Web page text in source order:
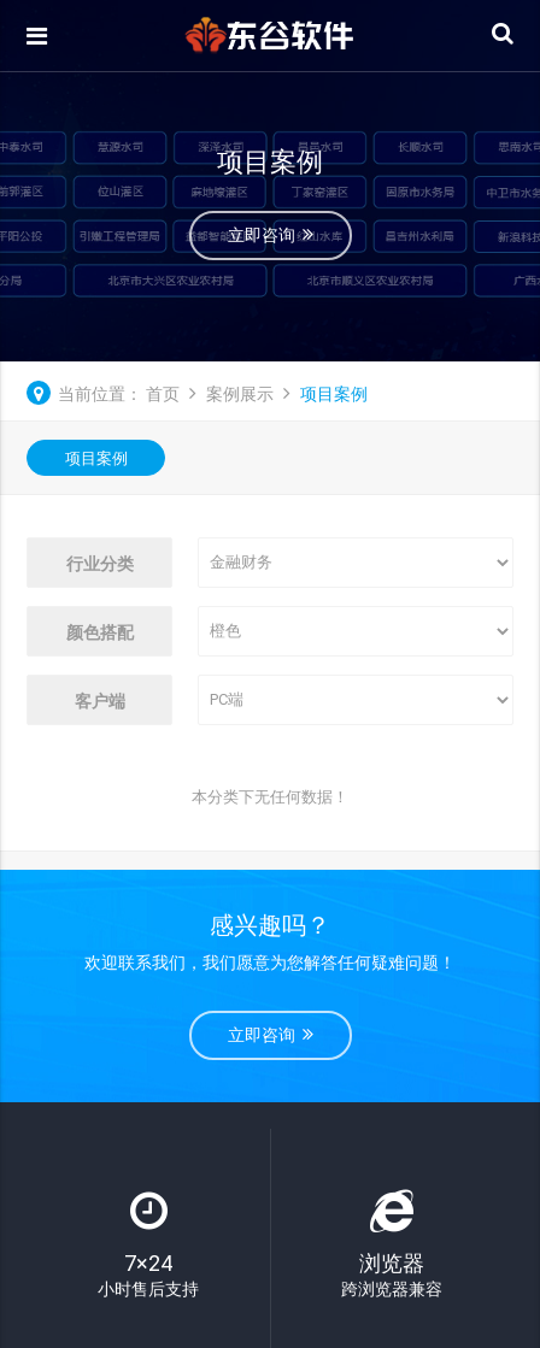
项目案例
立即咨询
当前位置： 首页 案例展示 项目案例
项目案例
行业分类
颜色搭配
客户端
本分类下无任何数据！
感兴趣吗？
欢迎联系我们，我们愿意为您解答任何疑难问题！
立即咨询
7×24
小时售后支持
浏览器
跨浏览器兼容